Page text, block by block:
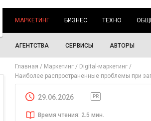
МАРКЕТИНГ БИЗНЕС ТЕХНО
АГЕНТСТВА СЕРВИСЫ АВТОРЫ
Главная Маркетинг
Digital-маркетинг
Наиболее распространенные проблемы при
29.06.2026 PR
Время чтения: 2.5 мин.